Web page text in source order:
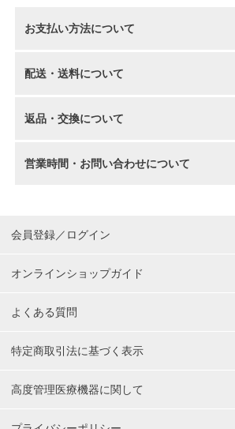
お支払い方法について
配送・送料について
返品・交換について
営業時間・お問い合わせについて
会員登録／ログイン
オンラインショップガイド
よくある質問
特定商取引法に基づく表示
高度管理医療機器に関して